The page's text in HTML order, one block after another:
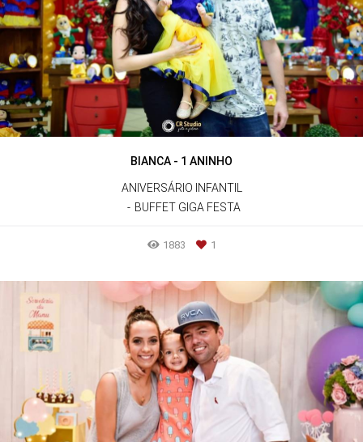
BIANCA - 1 ANINHO
ANIVERSÁRIO INFANTIL
BUFFET GIGA FESTA
1883 1